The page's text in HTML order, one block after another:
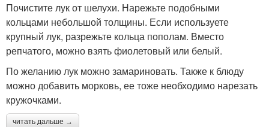
Почистите лук от шелухи. Нарежьте подобными
кольцами небольшой толщины. Если используете
крупный лук, разрежьте кольца пополам. Вместо
репчатого, можно взять фиолетовый или белый.
По желанию лук можно замариновать. Также к блюду
можно добавить морковь, ее тоже необходимо нарезать
кружочками.
читать дальше →